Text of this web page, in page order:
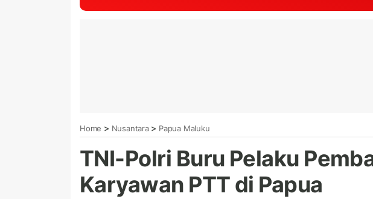
Home > Nusantara> Papua Maluku
TNI-Polri Buru Pelaku
Karyawan PTT di Papua